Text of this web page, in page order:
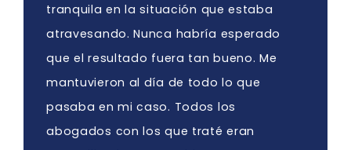
tranquila en la situación que estaba
atravesando. Nunca habría esperado
que el resultado fuera tan bueno. Me
mantuvieron al día de todo lo que
pasaba en mi caso. Todos los
abogados con los que traté eran